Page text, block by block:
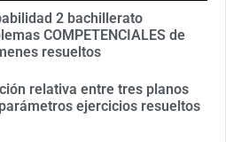
2 bachillerato
COMPETENCIALES de
resueltos
relativa entre tres planos
ejercicios resueltos